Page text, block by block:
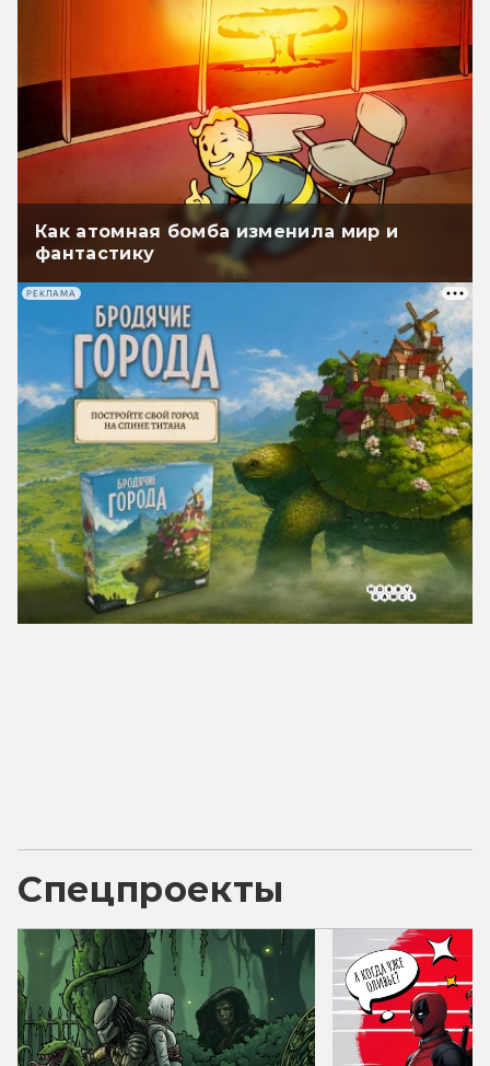
Как атомная бомба изменила мир и
фантастику
РЕКЛАМА
Спецпроекты